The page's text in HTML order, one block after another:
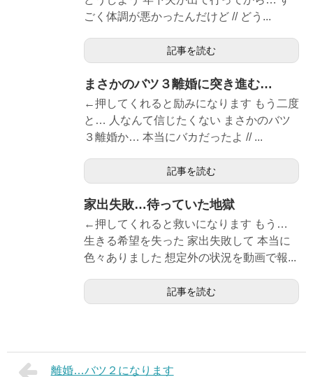
ごく体調が悪かったんだけど // どう...
記事を読む
まさかのバツ３離婚に突き進む…
←押してくれると励みになります もう二度
と… 人なんて信じたくない まさかのバツ
３離婚か… 本当にバカだったよ // ...
記事を読む
家出失敗…待っていた地獄
←押してくれると救いになります もう…
生きる希望を失った 家出失敗して 本当に
色々ありました 想定外の状況を動画で報...
記事を読む
離婚…バツ２になります